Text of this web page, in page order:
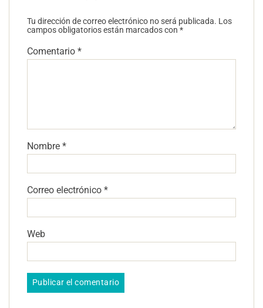
Tu dirección de correo electrónico no será publicada. Los
campos obligatorios están marcados con *
Comentario *
Nombre *
Correo electrónico *
Web